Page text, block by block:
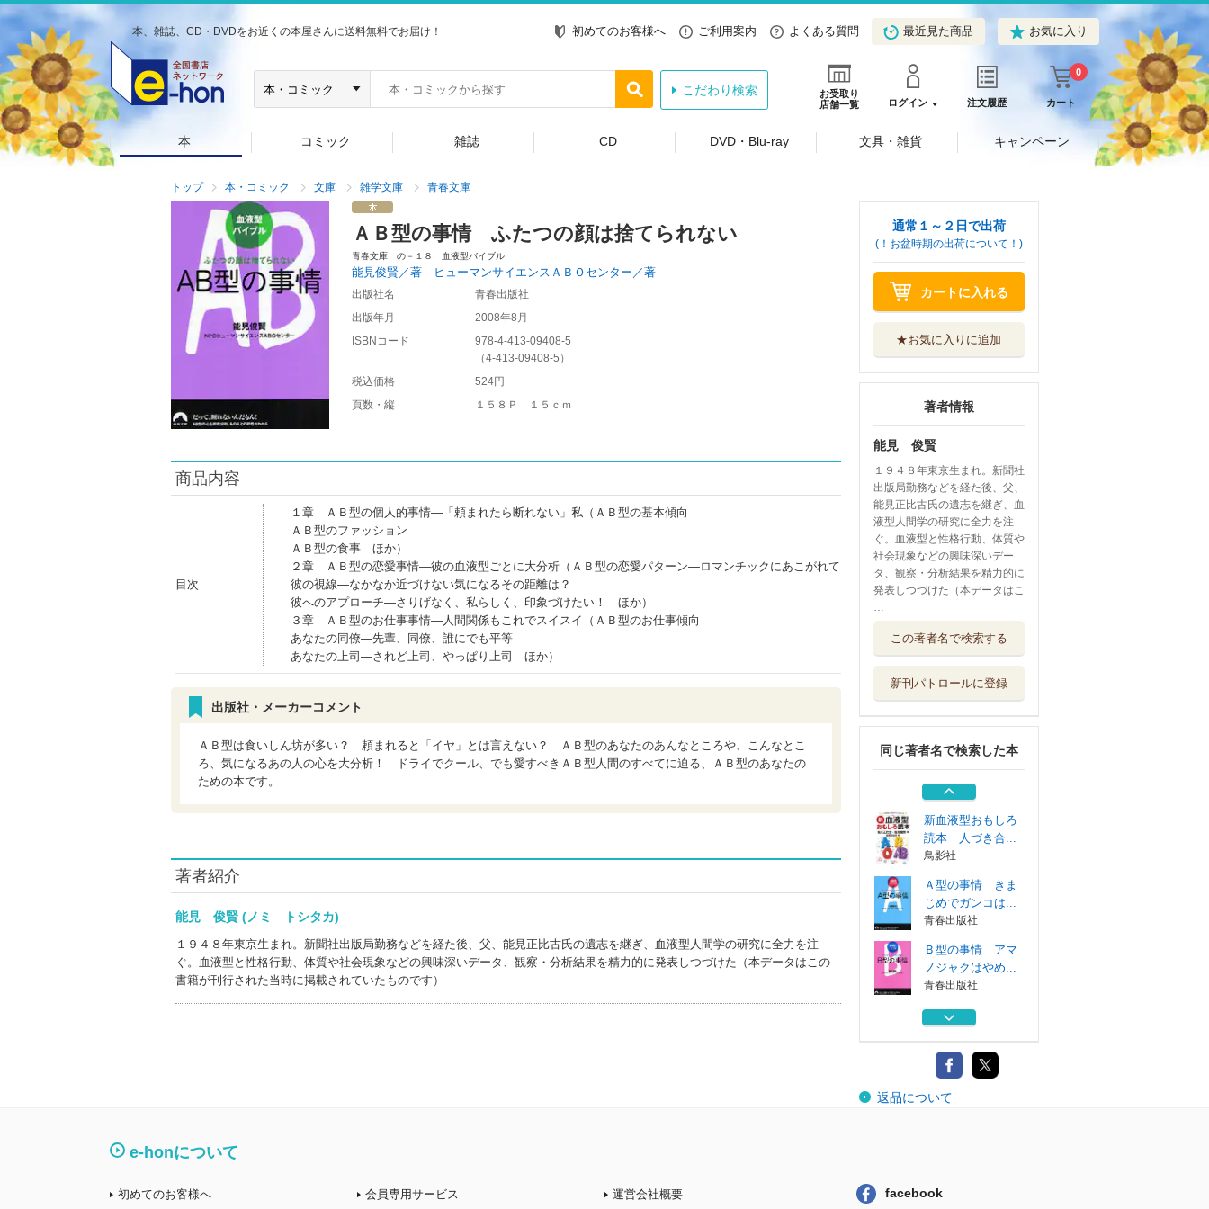
本、雑誌、CD・DVDをお近くの本屋さんに送料無料でお届け！ 初めてのお客様へ ご利用案内 よくある質問 最近見た商品 お気に入り
お受取り
店舗一覧
ログイン 注文履歴 カート
0
こだわり検索
本 コミック 雑誌 CD DVD・Blu-ray 文具・雑貨 キャンペーン
トップ 本・コミック 文庫 雑学文庫 青春文庫
ＡＢ型の事情 ふたつの顔は捨てられない
青春文庫 の－１８ 血液型バイブル
能見俊賢／著 ヒューマンサイエンスＡＢＯセンター／著
出版社名
青春出版社
出版年月
2008年8月
ISBNコード
978-4-413-09408-5
（4-413-09408-5 ）
税込価格
524円
頁数・縦
１５８Ｐ １５ｃｍ
商品内容
目次
１章 ＡＢ型の個人的事情―「頼まれたら断れない」私（ＡＢ型の基本傾向
ＡＢ型のファッション
ＡＢ型の食事 ほか）
２章 ＡＢ型の恋愛事情―彼の血液型ごとに大分析（ＡＢ型の恋愛パターン―ロマンチックにあこがれて
彼の視線―なかなか近づけない気になるその距離は？
彼へのアプローチ―さりげなく、私らしく、印象づけたい！ ほか）
３章 ＡＢ型のお仕事事情―人間関係もこれでスイスイ（ＡＢ型のお仕事傾向
あなたの同僚―先輩、同僚、誰にでも平等
あなたの上司―されど上司、やっぱり上司 ほか）
出版社・メーカーコメント
ＡＢ型は食いしん坊が多い？ 頼まれると「イヤ」とは言えない？ ＡＢ型のあなたのあんなところや、こんなとこ
ろ、気になるあの人の心を大分析！ ドライでクール、でも愛すべきＡＢ型人間のすべてに迫る、ＡＢ型のあなたの
ための本です。
著者紹介
能見 俊賢 (ノミ トシタカ)
１９４８年東京生まれ。新聞社出版局勤務などを経た後、父、能見正比古氏の遺志を継ぎ、血液型人間学の研究に全力を注
ぐ。血液型と性格行動、体質や社会現象などの興味深いデータ、観察・分析結果を精力的に発表しつづけた（本データはこの
書籍が刊行された当時に掲載されていたものです）
通常１～２日で出荷
(！お盆時期の出荷について！)
カートに入れる
★お気に入りに追加
著者情報
能見 俊賢
１９４８年東京生まれ。新聞社
出版局勤務などを経た後、父、
能見正比古氏の遺志を継ぎ、血
液型人間学の研究に全力を注
ぐ。血液型と性格行動、体質や
社会現象などの興味深いデー
タ、観察・分析結果を精力的に
発表しつづけた（本データはこ
…
この著者名で検索する
新刊パトロールに登録
同じ著者名で検索した本
ノジャクはやめ...
Ｏ型の事情 おお
青春出版社
タッチマイハート
トライアングル...
新血液型おもしろ
読本 人づき合...
鳥影社
Ａ型の事情 きま
じめでガンコは...
青春出版社
Ｂ型の事情 アマ
ノジャクはやめ...
青春出版社
Ｏ型の事情 おお
青春出版社
タッチマイハート
トライアングル...
返品について
e-honについて
初めてのお客様へ 会員専用サービス 運営会社概要 facebook